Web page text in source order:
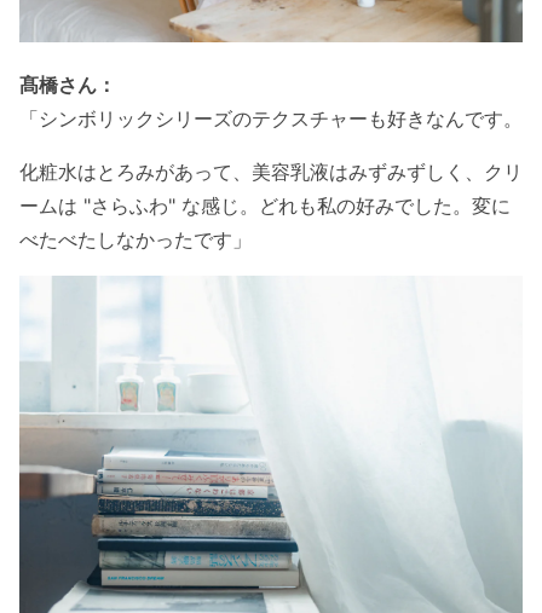
髙橋さん：
「シンボリックシリーズのテクスチャーも好きなんです。
化粧水はとろみがあって、美容乳液はみずみずしく、クリ
ームは "さらふわ" な感じ。どれも私の好みでした。変に
べたべたしなかったです」